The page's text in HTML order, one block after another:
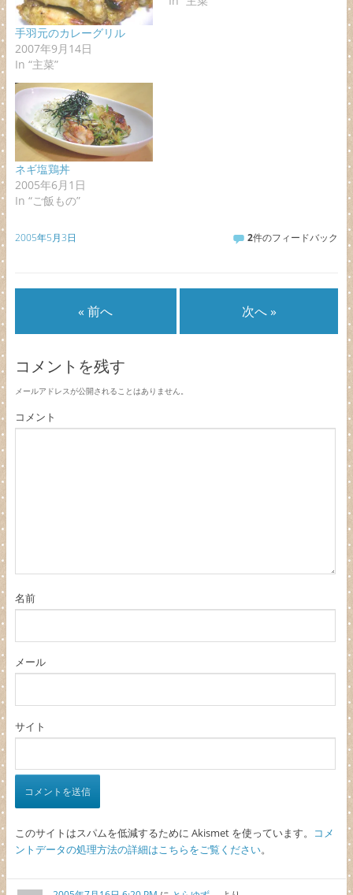
手羽元のカレーグリル
2007年9月14日
In “主菜”
ネギ塩鶏丼
2005年6月1日
In “ご飯もの”
2005年5月3日 2件のフィードバック
« 前へ 次へ »
コメントを残す
メールアドレスが公開されることはありません。
コメント
名前
メール
サイト
このサイトはスパムを低減するために Akismet を使っています。
コメ
ントデータの処理方法の詳細はこちらをご覧ください。